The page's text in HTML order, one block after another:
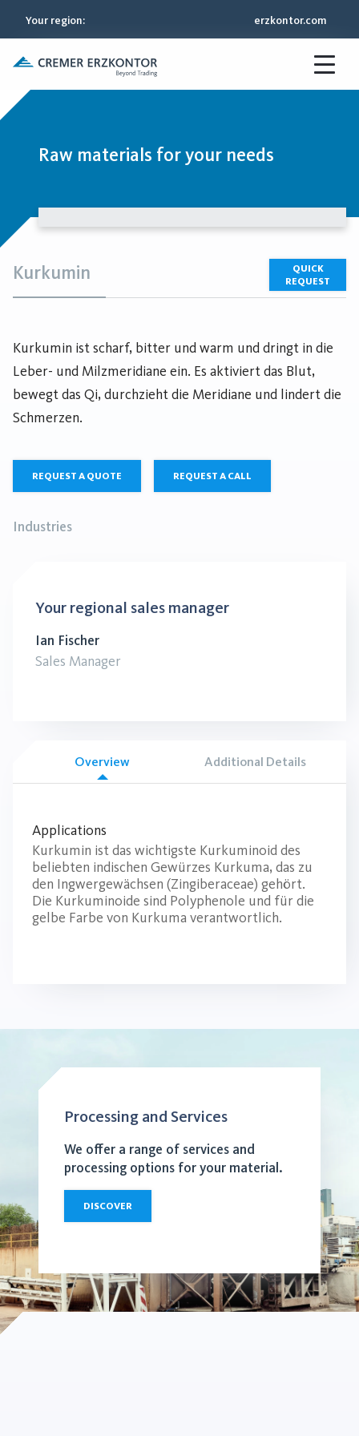
Your region: erzkontor.com
Raw materials for your needs
QUICK
REQUEST
Kurkumin
Kurkumin ist scharf, bitter und warm und dringt in die
Leber- und Milzmeridiane ein. Es aktiviert das Blut,
bewegt das Qi, durchzieht die Meridiane und lindert die
Schmerzen.
REQUEST A QUOTE REQUEST A CALL
Industries
Your regional sales manager
Ian Fischer
Sales Manager
Overview Additional Details
Applications
Kurkumin ist das wichtigste Kurkuminoid des
beliebten indischen Gewürzes Kurkuma, das zu
den Ingwergewächsen (Zingiberaceae) gehört.
Die Kurkuminoide sind Polyphenole und für die
gelbe Farbe von Kurkuma verantwortlich.
Processing and Services
We offer a range of services and
processing options for your material.
DISCOVER